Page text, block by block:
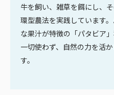
牛を飼い、雑草を餌にし、
環型農法を実践しています
な果汁が特徴の「パタビア
一切使わず、自然の力を活
す。